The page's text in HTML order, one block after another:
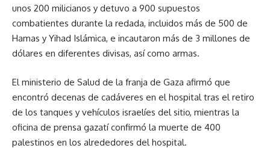
unos 200 milicianos y detuvo a 900 supuestos
combatientes durante la redada, incluidos más de 500 de
Hamas y Yihad Islámica, e incautaron más de 3 millones de
dólares en diferentes divisas, así como armas.
El ministerio de Salud de la franja de Gaza afirmó que
encontró decenas de cadáveres en el hospital tras el retiro
de los tanques y vehículos israelíes del sitio, mientras la
oficina de prensa gazatí confirmó la muerte de 400
palestinos en los alrededores del hospital.